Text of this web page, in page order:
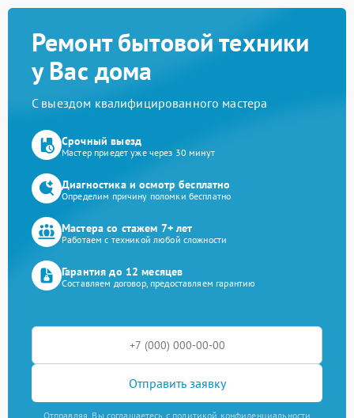
Ремонт бытовой техники
у Вас дома
С выездом квалифицированного мастера
Срочный выезд
Мастер приедет уже через 30 минут
Диагностика и осмотр бесплатно
Определим причину поломки бесплатно
Мастера со стажем 7+ лет
Работаем с техникой любой сложности
Гарантия до 12 месяцев
Составляем договор, предоставляем гарантию
Отправить заявку
Отправляя, Вы соглашаетесь с политикой конфиденциальности